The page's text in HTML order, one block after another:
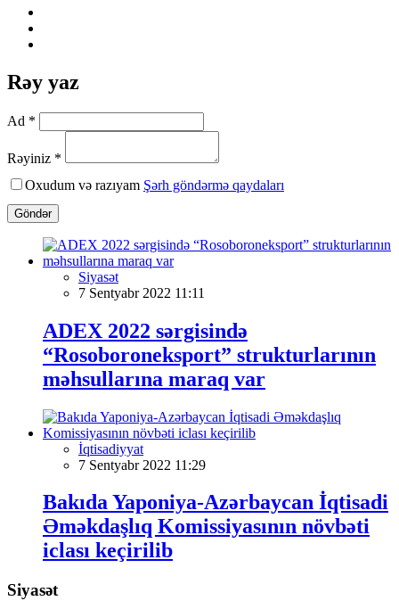
Rəy yaz
Ad *
Rəyiniz *
Oxudum və razıyam Şərh göndərmə qaydaları
Göndər
Siyasət
7 Sentyabr 2022 11:11
ADEX 2022 sərgisində
“Rosoboroneksport” strukturlarının
məhsullarına maraq var
İqtisadiyyat
7 Sentyabr 2022 11:29
Bakıda Yaponiya-Azərbaycan İqtisadi
Əməkdaşlıq Komissiyasının növbəti
iclası keçirilib
Siyasət